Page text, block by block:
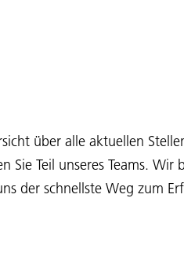
über alle aktuellen
Teil unseres Teams. Wir
der schnellste Weg zum